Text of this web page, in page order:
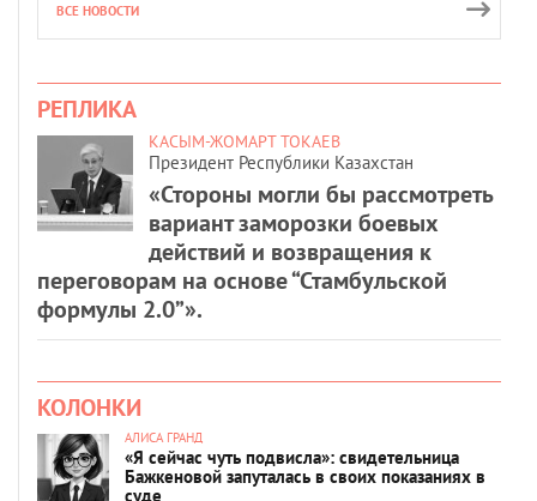
ВСЕ НОВОСТИ
РЕПЛИКА
КАСЫМ-ЖОМАРТ ТОКАЕВ
Президент Республики Казахстан
«Стороны могли бы рассмотреть
вариант заморозки боевых
действий и возвращения к
переговорам на основе “Стамбульской
формулы 2.0”».
КОЛОНКИ
АЛИСА ГРАНД
«Я сейчас чуть подвисла»: свидетельница
Бажкеновой запуталась в своих показаниях в
суде